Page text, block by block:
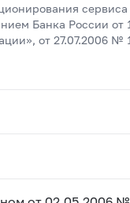
Банка России от
от 27.07.2006 №